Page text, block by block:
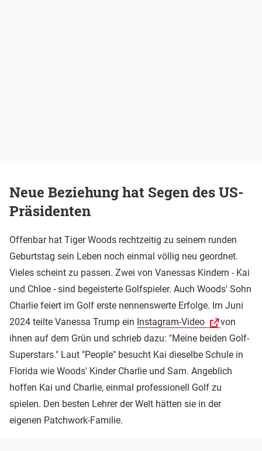
Neue Beziehung hat Segen des US-
Präsidenten
Offenbar hat Tiger Woods rechtzeitig zu seinem runden
Geburtstag sein Leben noch einmal völlig neu geordnet.
Vieles scheint zu passen. Zwei von Vanessas Kindern - Kai
und Chloe - sind begeisterte Golfspieler. Auch Woods' Sohn
Charlie feiert im Golf erste nennenswerte Erfolge. Im Juni
2024 teilte Vanessa Trump ein Instagram-Video
von
ihnen auf dem Grün und schrieb dazu: "Meine beiden Golf-
Superstars." Laut "People" besucht Kai dieselbe Schule in
Florida wie Woods' Kinder Charlie und Sam. Angeblich
hoffen Kai und Charlie, einmal professionell Golf zu
spielen. Den besten Lehrer der Welt hätten sie in der
eigenen Patchwork-Familie.